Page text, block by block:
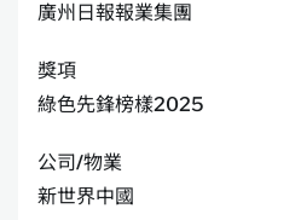
廣州日報報業集團
獎項
綠色先鋒榜樣2025
公司/物業
新世界中國